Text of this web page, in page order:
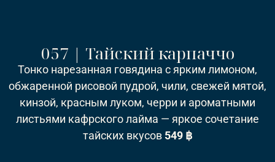
057 | Тайский карпаччо
Тонко нарезанная говядина с ярким лимоном,
обжаренной рисовой пудрой, чили, свежей мятой,
кинзой, красным луком, черри и ароматными
листьями кафрского лайма — яркое сочетание
тайских вкусов 549 ฿